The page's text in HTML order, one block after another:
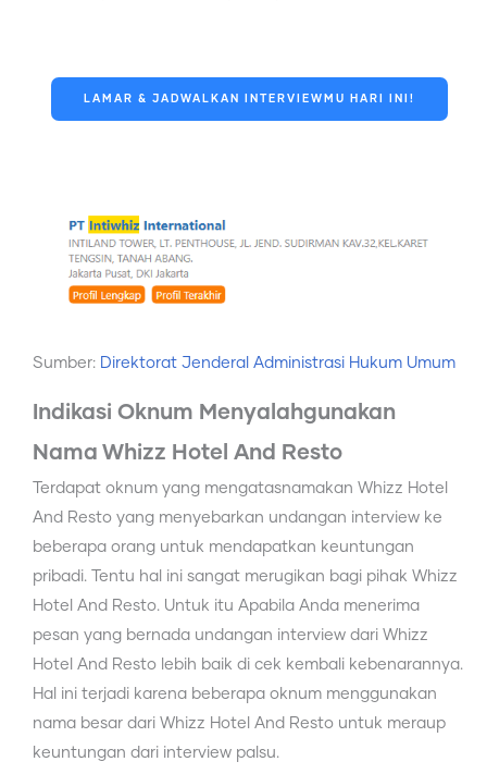
LAMAR & JADWALKAN INTERVIEWMU HARI INI!
Sumber: Direktorat Jenderal Administrasi Hukum Umum
Indikasi Oknum Menyalahgunakan
Nama Whizz Hotel And Resto
Terdapat oknum yang mengatasnamakan Whizz Hotel
And Resto yang menyebarkan undangan interview ke
beberapa orang untuk mendapatkan keuntungan
pribadi. Tentu hal ini sangat merugikan bagi pihak Whizz
Hotel And Resto. Untuk itu Apabila Anda menerima
pesan yang bernada undangan interview dari Whizz
Hotel And Resto lebih baik di cek kembali kebenarannya.
Hal ini terjadi karena beberapa oknum menggunakan
nama besar dari Whizz Hotel And Resto untuk meraup
keuntungan dari interview palsu.